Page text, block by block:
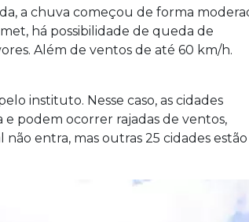
a chuva começou de forma
há possibilidade de queda de
Além de ventos de até 60 km/h.
instituto. Nesse caso, as cidades
podem ocorrer rajadas de ventos,
entra, mas outras 25 cidades estão